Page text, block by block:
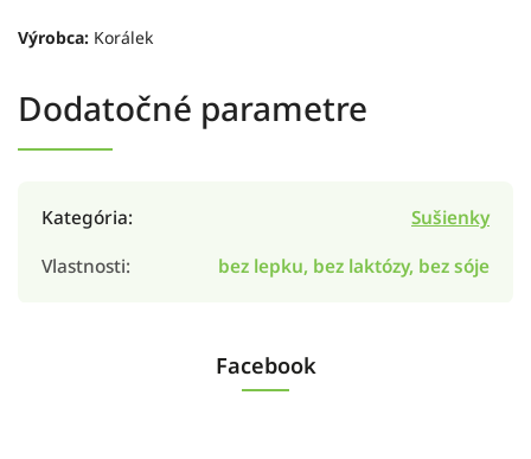
Výrobca: Korálek
Dodatočné parametre
Kategória:
Sušienky
Vlastnosti: bez lepku, bez laktózy, bez sóje
Facebook